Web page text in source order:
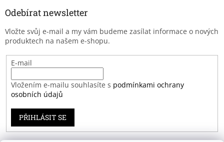
Odebírat newsletter
Vložte svůj e-mail a my vám budeme zasílat informace o nových
produktech na našem e-shopu.
E-mail
Vložením e-mailu souhlasíte s podmínkami ochrany
osobních údajů
PŘIHLÁSIT SE